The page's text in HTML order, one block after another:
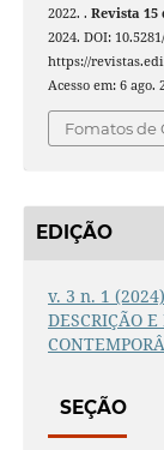
2022. . Revista
2024. DOI:
https://
Acesso em: 6 ago.
Fomatos de
EDIÇÃO
v. 3 n. 1
DESCRIÇÃO
SEÇÃO